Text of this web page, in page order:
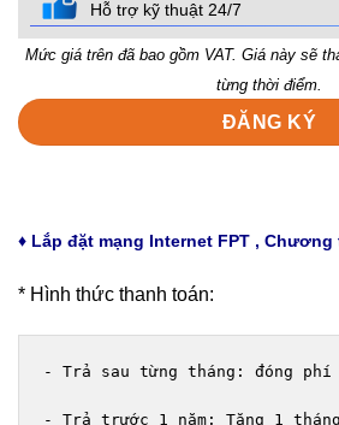
Hỗ trợ kỹ thuật 24/7
Mức giá trên đã bao gồm VAT. Giá này sẽ
từng thời điểm.
ĐĂNG KÝ
♦ Lắp đặt mạng Internet FPT ,
* Hình thức thanh toán:
- Trả sau từng tháng: đóng
- Trả trước 1 năm: Tặng 1